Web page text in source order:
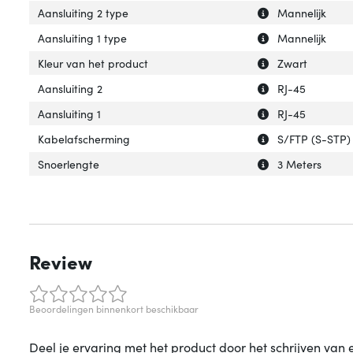
Uitleg over
Verberg uitleg
Aansluiting 2 type
Mannelijk
Uitleg over
Verberg uitleg
Aansluiting 1 type
Mannelijk
Uitleg over
Verberg uitleg
Kleur van het product
Zwart
Uitleg over
Verberg uitleg
Aansluiting 2
RJ-45
Uitleg over
Verberg uitleg
Aansluiting 1
RJ-45
Uitleg over
Verberg uitleg
Kabelafscherming
S/FTP (S-STP)
Uitleg over
Verberg uitleg
Snoerlengte 3 Meters
Review
Beoordelingen binnenkort beschikbaar
Deel je ervaring met het product door het schrijven van